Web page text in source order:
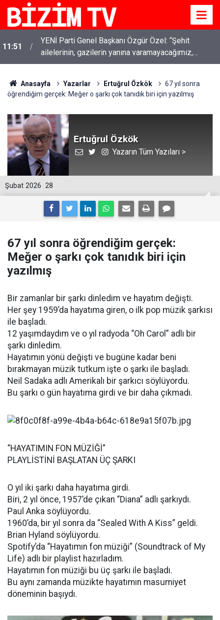
11:51
YENİ Parti Genel Başkanı Özgür Özel: “Şehit
ailelerinin, gazilerin yanına varamayacağımız,
gözüne bakamayacağımız işlerin içinde olmayız”
Anasayfa Yazarlar Ertuğrul Özkök
67 yıl sonra
öğrendiğim gerçek: Meğer o şarkı çok tanıdık biri için yazılmış
Ertuğrul Özkök
Yazarın Tüm Yazıları >
28
Şubat 2026
67 yıl sonra öğrendiğim gerçek:
Meğer o şarkı çok tanıdık biri için
yazılmış
Bir zamanlar bir şarkı dinledim ve hayatım değişti.
Her şey 1959’da hayatıma giren, o ilk pop müzik şarkısı
ile başladı.
12 yaşımdaydım ve o yıl radyoda “Oh Carol” adlı bir
şarkı dinledim.
Hayatımın yönü değişti ve bugüne kadar beni
bırakmayan müzik tutkum işte o şarkı ile başladı.
Neil Sadaka adlı Amerikalı bir şarkıcı söylüyordu.
Bu şarkı o gün hayatıma girdi ve bir daha çıkmadı.
“HAYATIMIN FON MÜZİĞİ”
PLAYLİSTİNİ BAŞLATAN ÜÇ ŞARKI
O yıl iki şarkı daha hayatıma girdi.
Biri, 2 yıl önce, 1957’de çıkan “Diana” adlı şarkıydı.
Paul Anka söylüyordu.
1960’da, bir yıl sonra da “Sealed With A Kiss” geldi.
Brian Hyland söylüyordu.
Spotify’da “Hayatımın fon müziği” (Soundtrack of My
Life) adlı bir playlist hazırladım.
Hayatımın fon müziği bu üç şarkı ile başladı.
Bu aynı zamanda müzikte hayatımın masumiyet
döneminin başıydı.